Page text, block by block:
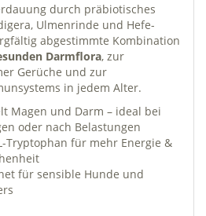
durch präbiotisches
Ulmenrinde und Hefe-
abgestimmte Kombination
Darmflora, zur
Gerüche und zur
in jedem Alter.
Magen und Darm – ideal bei
oder nach Belastungen
Tryptophan für mehr Energie &
für sensible Hunde und